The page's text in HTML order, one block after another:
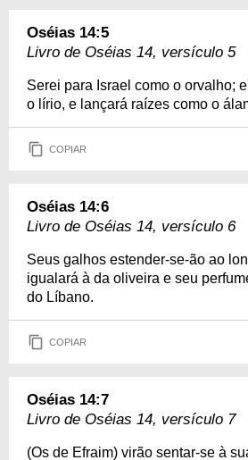
Oséias 14:5
Livro de Oséias 14, versículo 5
Serei para Israel como o orvalho;
o lírio, e lançará raízes como o
COPIAR
Oséias 14:6
Livro de Oséias 14, versículo 6
Seus galhos estender-se-ão ao
igualará à da oliveira e seu
do Líbano.
COPIAR
Oséias 14:7
Livro de Oséias 14, versículo 7
(Os de Efraim) virão sentar-se à